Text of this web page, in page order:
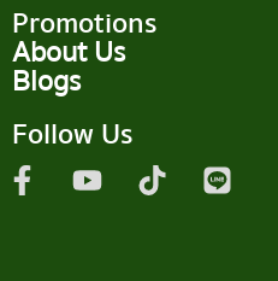
Promotions
About Us
Blogs
Follow Us